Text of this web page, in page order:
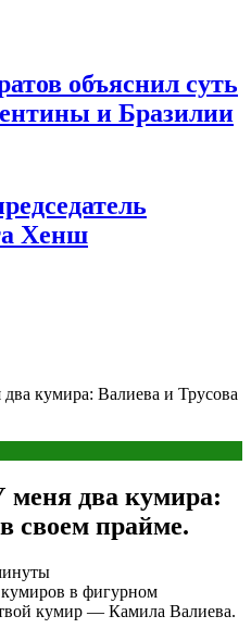
объяснил суть
и Бразилии
Хенш
кумира: Валиева и Трусова
два кумира:
своем прайме.
в фигурном
кумир — Камила Валиева.